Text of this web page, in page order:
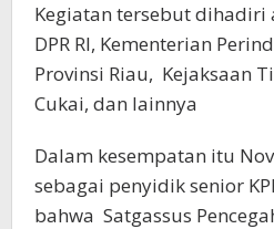
Kegiatan tersebut dihadiri
DPR RI, Kementerian
Provinsi Riau, Kejaksaan
Cukai, dan lainnya
Dalam kesempatan itu
sebagai penyidik senior
bahwa Satgassus